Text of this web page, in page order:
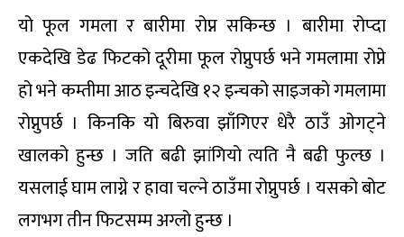
यो फूल गमला र बारीमा रोप्न सकिन्छ । बारीमा रोप्दा
एकदेखि डेढ फिटको दूरीमा फूल रोप्नुपर्छ भने गमलामा रोप्ने
हो भने कम्तीमा आठ इन्चदेखि १२ इन्चको साइजको गमलामा
रोप्नुपर्छ । किनकि यो बिरुवा झाँगिएर धेरै ठाउँ ओगट्ने
खालको हुन्छ । जति बढी झांगियो त्यति नै बढी फुल्छ ।
यसलाई घाम लाग्ने र हावा चल्ने ठाउँमा रोप्नुपर्छ । यसको बोट
लगभग तीन फिटसम्म अग्लो हुन्छ ।